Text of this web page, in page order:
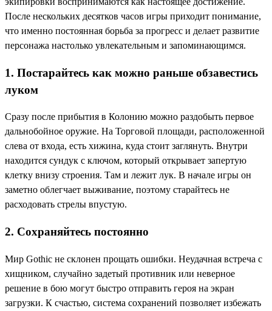
После нескольких десятков часов игры приходит понимание,
что именно постоянная борьба за прогресс и делает развитие
персонажа настолько увлекательным и запоминающимся.
1. Постарайтесь как можно раньше обзавестись
луком
Сразу после прибытия в Колонию можно раздобыть первое
дальнобойное оружие. На Торговой площади, расположенной
слева от входа, есть хижина, куда стоит заглянуть. Внутри
находится сундук с ключом, который открывает запертую
клетку внизу строения. Там и лежит лук. В начале игры он
заметно облегчает выживание, поэтому старайтесь не
расходовать стрелы впустую.
2. Сохраняйтесь постоянно
Мир Gothic не склонен прощать ошибки. Неудачная встреча с
хищником, случайно задетый противник или неверное
решение в бою могут быстро отправить героя на экран
загрузки. К счастью, система сохранений позволяет избежать